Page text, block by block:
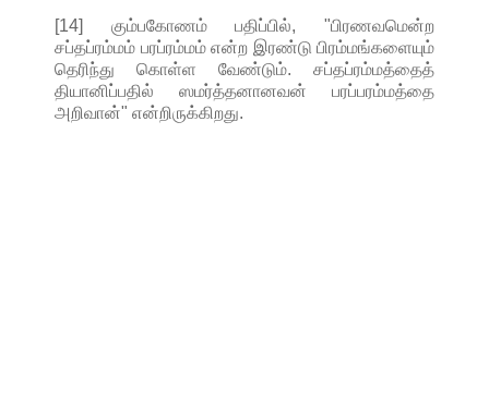
[14] கும்பகோணம் பதிப்பில், "பிரணவமென்ற
சப்தப்ரம்மம் பரப்ரம்மம் என்ற இரண்டு பிரம்மங்களையும்
தெரிந்து கொள்ள வேண்டும். சப்தப்ரம்மத்தைத்
தியானிப்பதில் ஸமர்த்தனானவன் பரப்பரம்மத்தை
அறிவான்" என்றிருக்கிறது.